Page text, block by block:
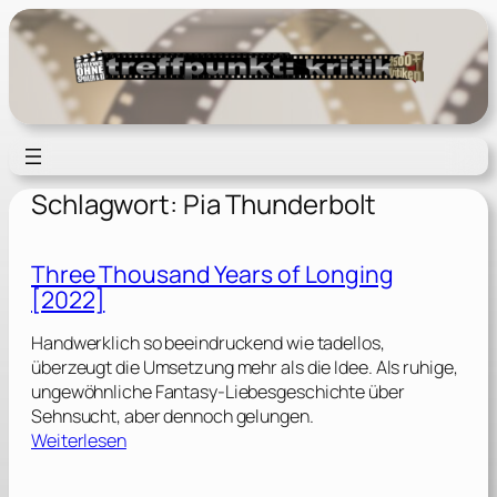
Zum
Inhalt
springen
Schlagwort: Pia Thunderbolt
Three Thousand Years of Longing
[2022]
Handwerklich so beeindruckend wie tadellos,
überzeugt die Umsetzung mehr als die Idee. Als ruhige,
ungewöhnliche Fantasy-Liebesgeschichte über
Sehnsucht, aber dennoch gelungen.
Weiterlesen: